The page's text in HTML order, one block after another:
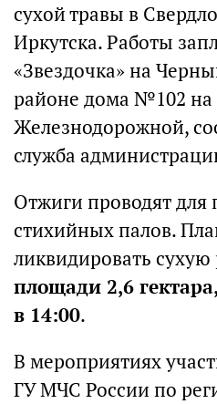
сухой травы в
Иркутска. Работы
«Звездочка» на
районе дома №102 на
Железнодорожной,
служба
Отжиги проводят для
стихийных палов.
ликвидировать сухую
площади 2,6
в 14:00.
В мероприятиях
ГУ МЧС России по